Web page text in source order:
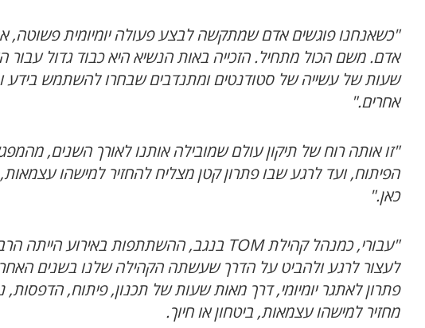
"כשאנחנו פוגשים אדם שמתקשה לבצע פעולה יומיומית פשוטה,
אדם. משם הכול מתחיל. הזכייה באות הנשיא היא כבוד גדול עבור
שעות של עשייה של סטודנטים ומתנדבים שבחרו להשתמש בידע
אחרים."
"זו אותה רוח של תיקון עולם שמובילה אותנו לאורך השנים,
הפיתוח, ועד לרגע שבו פתרון קטן מצליח להחזיר למישהו
כאן."
"עבורי, כמנהל קהילתTOM בנגב, ההשתתפות באירוע הייתה
לעצור לרגע ולהביט על הדרך שעשתה הקהילה שלנו בשנים
פתרון לאתגר יומיומי, דרך מאות שעות של תכנון, פיתוח, הדפסות,
מחזיר למישהו עצמאות, ביטחון או חיוך.